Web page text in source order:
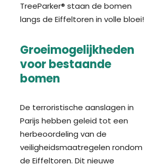
TreeParker® staan de bomen
langs de Eiffeltoren in volle bloei!
Groeimogelijkheden
voor bestaande
bomen
De terroristische aanslagen in
Parijs hebben geleid tot een
herbeoordeling van de
veiligheidsmaatregelen rondom
de Eiffeltoren. Dit nieuwe